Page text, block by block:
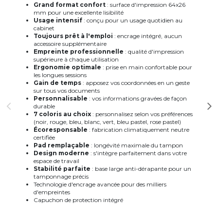
Grand format confort: surface d'impression 64x26
mm pour une excellente lisibilité
Usage intensif: conçu pour un usage quotidien au
cabinet
Toujours prêt à l'emploi : encrage intégré, aucun
accessoire supplémentaire
Empreinte professionnelle : qualité d'impression
supérieure à chaque utilisation
Ergonomie optimale : prise en main confortable pour
les longues sessions
Gain de temps: apposez vos coordonnées en un geste
sur tous vos documents
Personnalisable : vos informations gravées de façon
durable
7 coloris au choix: personnalisez selon vos préférences
(noir, rouge, bleu, blanc, vert, bleu pastel, rose pastel)
Écoresponsable : fabrication climatiquement neutre
certifiée
Pad remplaçable : longévité maximale du tampon
Design moderne : s'intègre parfaitement dans votre
espace de travail
Stabilité parfaite : base large anti-dérapante pour un
tamponnage précis
Technologie d'encrage avancée pour des milliers
d'empreintes
Capuchon de protection intégré